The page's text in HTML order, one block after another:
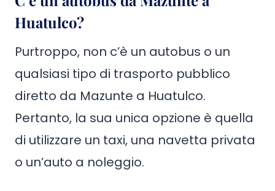
Huatulco?
Purtroppo, non c’è un autobus o un
qualsiasi tipo di trasporto pubblico
diretto da Mazunte a Huatulco.
Pertanto, la sua unica opzione è quella
di utilizzare un taxi, una navetta privata
o un’auto a noleggio.